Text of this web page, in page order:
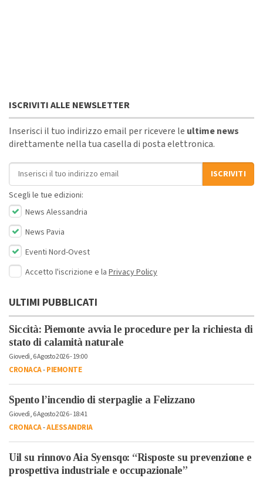
ISCRIVITI ALLE NEWSLETTER
Inserisci il tuo indirizzo email per ricevere le ultime news
direttamente nella tua casella di posta elettronica.
Indirizzo email
ISCRIVITI
Scegli le tue edizioni:
News Alessandria
News Pavia
Eventi Nord-Ovest
Accetto l'iscrizione e la Privacy Policy
ULTIMI PUBBLICATI
Siccità: Piemonte avvia le procedure per la richiesta di
stato di calamità naturale
Giovedì, 6 Agosto 2026 - 19:00
CRONACA-PIEMONTE
Spento l’incendio di sterpaglie a Felizzano
Giovedì, 6 Agosto 2026 - 18:41
CRONACA-ALESSANDRIA
Uil su rinnovo Aia Syensqo: “Risposte su prevenzione e
prospettiva industriale e occupazionale”